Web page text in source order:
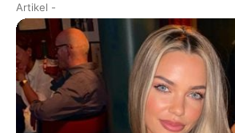
Artikel -